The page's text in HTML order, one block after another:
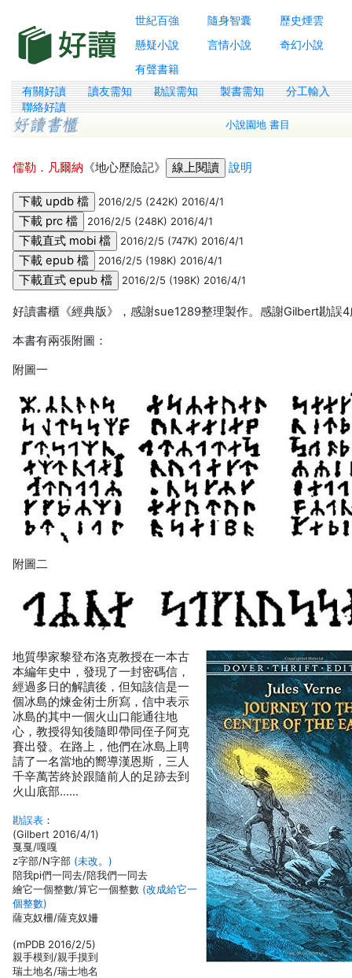
世紀百強 隨身智囊
歷史煙雲
懸疑小說
言情小說
奇幻小說
有聲書籍
有關好讀 讀友需知 勘誤需知 製書需知
分工輸入
聯絡好讀
小說園地 書目
儒勒．凡爾納 《地心歷險記》 說明
2016/2/5 (242K) 2016/4/1
2016/2/5 (248K) 2016/4/1
2016/2/5 (747K) 2016/4/1
2016/2/5 (198K) 2016/4/1
2016/2/5 (198K) 2016/4/1
好讀書櫃《經典版》，感謝sue1289整理製作。感謝Gilbert勘誤
本書有兩張附圖：
附圖一
附圖二
地質學家黎登布洛克教授在一本古
本編年史中，發現了一封密碼信，
經過多日的解讀後，但知該信是一
個冰島的煉金術士所寫，信中表示
冰島的其中一個火山口能通往地
心，教授得知後隨即帶同侄子阿克
賽出發。在路上，他們在冰島上聘
請了一名當地的嚮導漢恩斯，三人
千辛萬苦終於跟隨前人的足跡去到
火山底部……
勘誤表 ：
(Gilbert 2016/4/1)
戛戛/嘎嘎
z字部/N字部 (未改。)
陪我pi們一同去/陪我們一同去
繪它一個整數/算它一個整數 (改成給它一
個整數)
薩克奴柵/薩克奴姍
(mPDB 2016/2/5)
親手模到/親手摸到
瑞土地名/瑞士地名